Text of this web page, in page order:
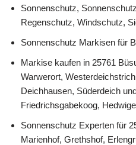
Sonnenschutz,
Regenschutz, Windschutz,
Sonnenschutz Markisen für
Markise kaufen in 25761
Warwerort,
Deichhausen, Süderdeich
Friedrichsgabekoog,
Sonnenschutz Experten für
Marienhof, Grethshof,